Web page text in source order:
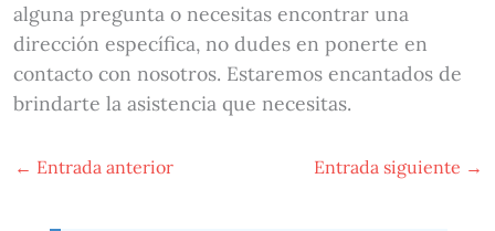
alguna pregunta o necesitas encontrar una
dirección específica, no dudes en ponerte en
contacto con nosotros. Estaremos encantados de
brindarte la asistencia que necesitas.
← Entrada anterior Entrada siguiente →